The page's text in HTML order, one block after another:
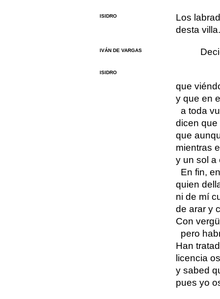
ISIDRO
Los
desta
IVÁN DE VARGAS
ISIDRO
que
y que en
a toda
dicen que
que
mientras
y un sol a
En fin,
quien
ni de mí
de arar y
Con
pero
Han
licencia
y sabed
pues yo